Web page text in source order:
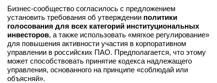
Интервью
вконтакте
телеграм
Стать автором
Бизнес-сообщество согласилось с предложением
установить требования об утверждении политики
голосования для всех категорий институциональных
инвесторов, а также использовать «мягкое регулирование»
для повышения активности участия в корпоративном
управлении в российских ПАО. Предполагается, что этому
может способствовать принятие кодекса надлежащего
управления, основанного на принципе «соблюдай или
объясняй».